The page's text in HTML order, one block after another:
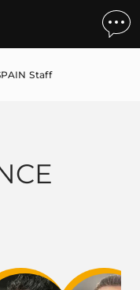
Staff